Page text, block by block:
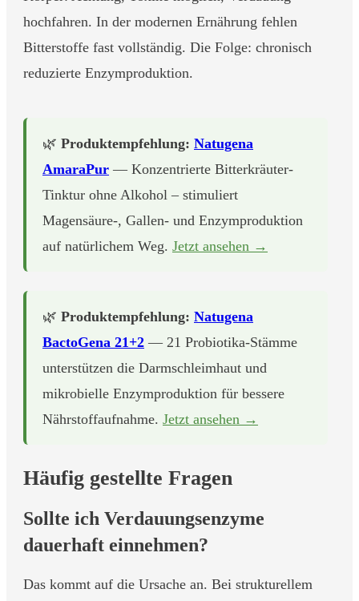
hochfahren. In der modernen Ernährung fehlen
Bitterstoffe fast vollständig. Die Folge: chronisch
reduzierte Enzymproduktion.
🌿 Produktempfehlung: Natugena
AmaraPur — Konzentrierte Bitterkräuter-
Tinktur ohne Alkohol – stimuliert
Magensäure-, Gallen- und Enzymproduktion
auf natürlichem Weg. Jetzt ansehen →
🌿 Produktempfehlung: Natugena
BactoGena 21+2 — 21 Probiotika-Stämme
unterstützen die Darmschleimhaut und
mikrobielle Enzymproduktion für bessere
Nährstoffaufnahme. Jetzt ansehen →
Häufig gestellte Fragen
Sollte ich Verdauungsenzyme
dauerhaft einnehmen?
Das kommt auf die Ursache an. Bei strukturellem